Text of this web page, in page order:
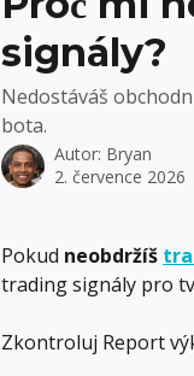
signály?
Nedostáváš
bota.
Autor: Bryan
2. července 2026
Pokud neobdržíš
trading signály pro
Zkontroluj Report